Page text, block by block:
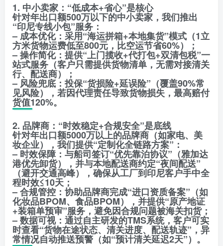
1. 中小卖家：“低成本+省心”是核心
针对年出口额500万以下的中小卖家，我们推出
“印尼专线小包”服务：
– 成本优化：采用“海运拼箱+本地集货”模式（1立
方米货物运费低至800元，比空运节省60%）；
– 操作简化：提供“上门揽收+代打包+双清包税”一
站式服务（客户只需提供货物清单，无需对接清关
行、配送商）；
– 风险兜底：投保“货损险+延误险”（覆盖90%常
见风险），若因代理责任导致货物损失，最高赔付
货值120%。
2. 品牌商：“时效稳定+合规安全”是底线
针对年出口额5000万以上的品牌商（如家电、美
妆企业），我们提供“定制化全链路方案”：
– 时效保障：与船司签订“优先靠泊协议”（雅加达
港优先卸货），并与本地配送商约定“夜间配送”
（避开交通高峰），确保从工厂到印尼客户手中全
程时效≤10天；
– 合规管控：协助品牌商完成“进口资质备案”（如
化妆品BPOM、食品BPOM），并提供“原产地证
+装箱单预审”服务，避免因合规问题被海关扣货；
– 数据可视：通过自主研发的TMS系统，客户可实
时查看“货物在途状态、清关进度、配送轨迹”，异
常情况自动推送预警（如“预计清关延迟2天”）。